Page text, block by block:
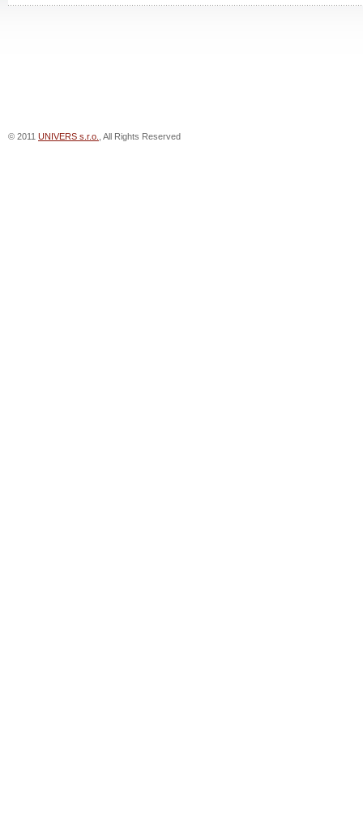
© 2011 UNIVERS s.r.o. , All Rights Reserved